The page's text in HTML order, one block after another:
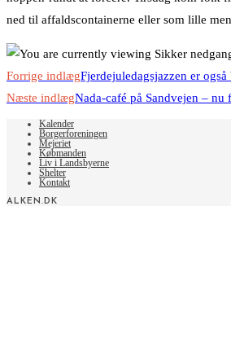
ned til affaldscontainerne eller som lille
Read
more
articles
Forrige indlægFjerdejuledagsjazzen er
Næste indlægNada-café på Sandvejen – nu
Kalender
Borgerforeningen
Mejeriet
Købmanden
Liv i Landsbyerne
Shelter
Kontakt
ALKEN.DK